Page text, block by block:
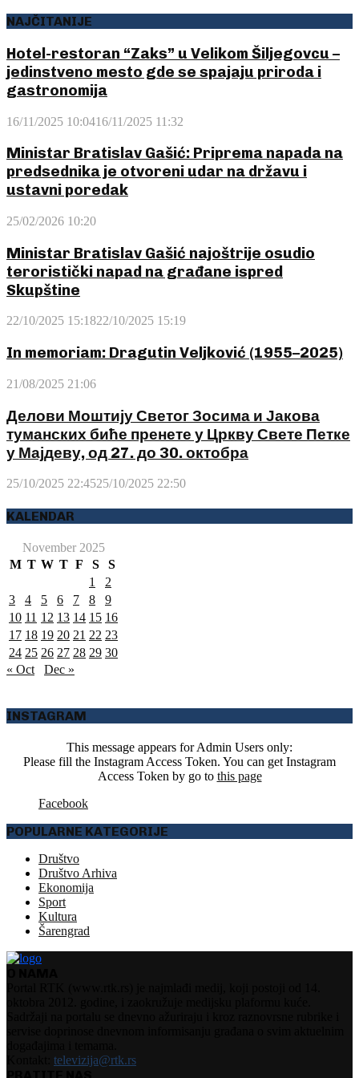
NAJČITANIJE
Hotel-restoran “Zaks” u Velikom Šiljegovcu –
jedinstveno mesto gde se spajaju priroda i
gastronomija
16/11/2025 10:0416/11/2025 11:32
Ministar Bratislav Gašić: Priprema napada na
predsednika je otvoreni udar na državu i
ustavni poredak
25/02/2026 10:20
Ministar Bratislav Gašić najoštrije osudio
teroristički napad na građane ispred
Skupštine
22/10/2025 15:1822/10/2025 15:19
In memoriam: Dragutin Veljković (1955–2025)
21/08/2025 21:06
Делови Моштију Светог Зосима и Јакова
туманских биће пренете у Цркву Свете Петке
у Мајдеву, од 27. до 30. октобра
25/10/2025 22:4525/10/2025 22:50
KALENDAR
November 2025
M T W T F S
S
1
2
3
4 5 6 7 8
9
10 11 12 13 14 15 16
17 18 19 20 21 22 23
24 25 26 27 28 29 30
« Oct
Dec »
INSTAGRAM
This message appears for Admin Users only:
Please fill the Instagram Access Token. You can get Instagram
Access Token by go to this page
Facebook
POPULARNE KATEGORIJE
Društvo
Društvo Arhiva
Ekonomija
Sport
Kultura
Šarengrad
televizija@rtk.rs